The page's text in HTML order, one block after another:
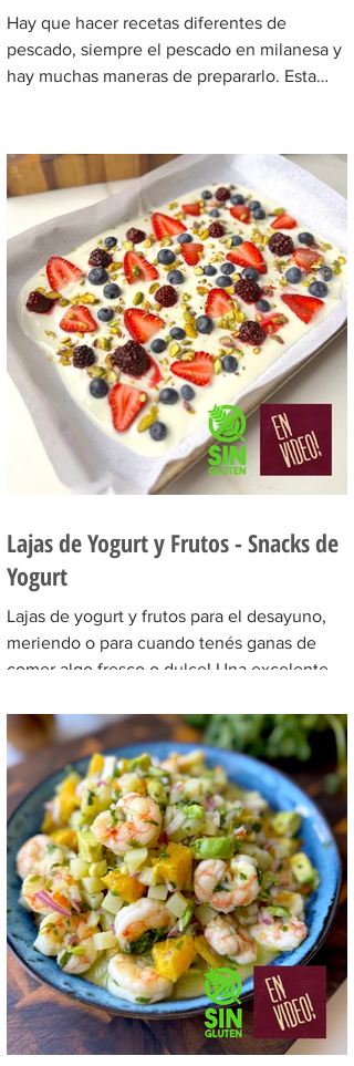
Hay que hacer recetas diferentes de
pescado, siempre el pescado en milanesa y
hay muchas maneras de prepararlo. Esta
Lajas de Yogurt y Frutos - Snacks de
Yogurt
Lajas de yogurt y frutos para el desayuno,
meriendo o para cuando tenés ganas de
comer algo fresco o dulce! Una excelente